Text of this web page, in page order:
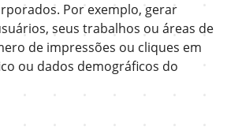
Por exemplo, gerar
seus trabalhos ou áreas de
de impressões ou cliques em
ou dados demográficos do